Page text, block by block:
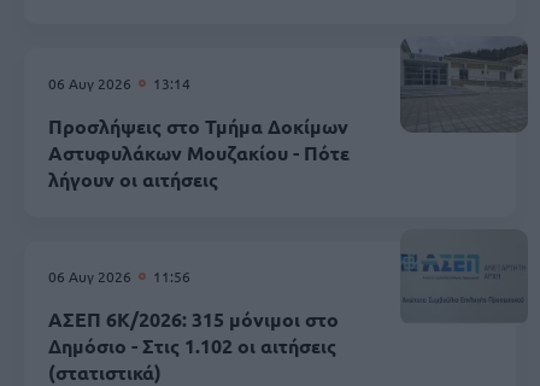
06 Αυγ 2026 13:14
Προσλήψεις στο Τμήμα Δοκίμων
Αστυφυλάκων Mουζακίου - Πότε
λήγουν οι αιτήσεις
06 Αυγ 2026 11:56
ΑΣΕΠ 6Κ/2026: 315 μόνιμοι στο
Δημόσιο - Στις 1.102 οι αιτήσεις
(στατιστικά)